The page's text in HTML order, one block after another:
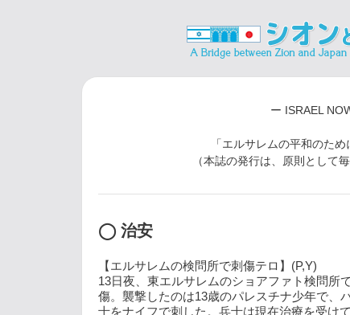
ー ISRAEL
「エルサレムの平和のた
（本誌の発行は、原則として
◯ 治安
【エルサレムの検問所で刺傷テロ】(P,Y)
13日夜、東エルサレムのショアファト検問所
傷。襲撃したのは13歳のパレスチナ少年で、
士をナイフで刺した。兵士は現在治療を受け